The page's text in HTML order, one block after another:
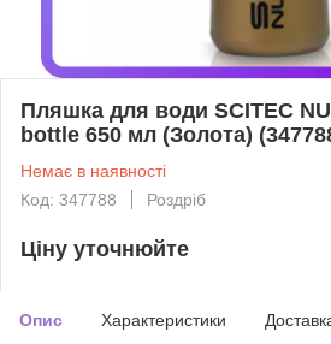
Пляшка для води SCITEC
bottle 650 мл (Золота)
Немає в наявності
Код: 347788
Роздріб
Ціну уточнюйте
Опис Характеристики